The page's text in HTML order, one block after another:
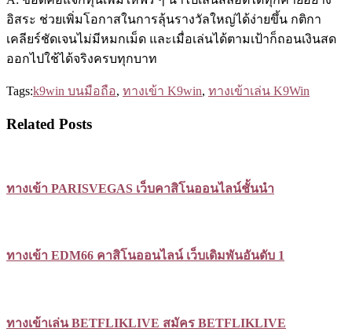
อิสระ ช่วยเพิ่มโอกาสในการลุ้นรางวัลใหญ่ได้ง่ายขึ้น กติกา
เคลียร์ชัดเจนไม่มีหมกเม็ด และเมื่อเล่นได้ตามเป้าก็ถอนเงินสด
ออกไปใช้ได้จริงครบทุกบาท
Tags:k9win บนมือถือ, ทางเข้า K9win, ทางเข้าเล่น K9Win
Related Posts
ทางเข้า PARISVEGAS เว็บคาสิโนออนไลน์ชั้นนำ
ทางเข้า EDM66 คาสิโนออนไลน์ เว็บเดิมพันอันดับ 1
ทางเข้าเล่น BETFLIKLIVE สมัคร BETFLIKLIVE